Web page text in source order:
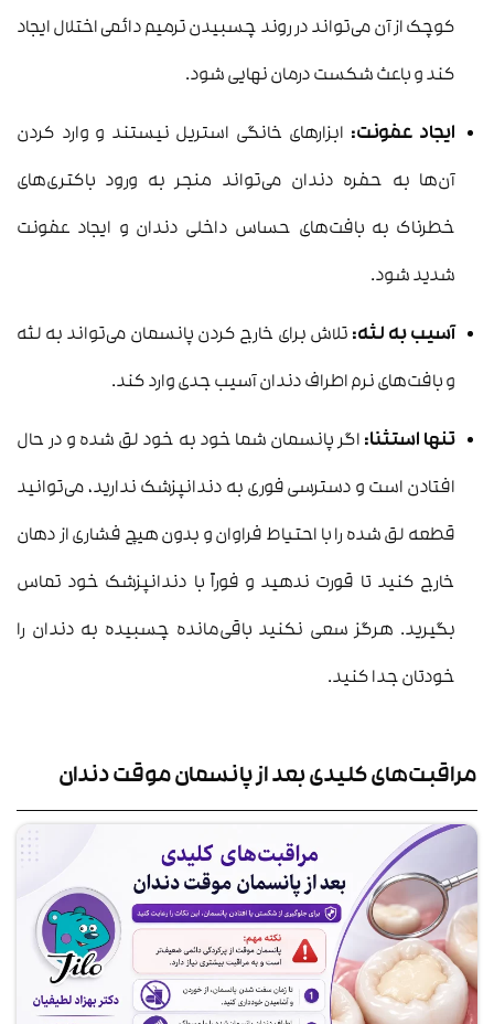
کوچک از آن می‌تواند در روند چسبیدن ترمیم دائمی اختلال ایجاد
کند و باعث شکست درمان نهایی شود.
ایجاد عفونت: ابزارهای خانگی استریل نیستند و وارد کردن
آن‌ها به حفره دندان می‌تواند منجر به ورود باکتری‌های
خطرناک به بافت‌های حساس داخلی دندان و ایجاد عفونت
شدید شود.
آسیب به لثه: تلاش برای خارج کردن پانسمان می‌تواند به لثه
و بافت‌های نرم اطراف دندان آسیب جدی وارد کند.
تنها استثنا: اگر پانسمان شما خود به خود لق شده و در حال
افتادن است و دسترسی فوری به دندانپزشک ندارید، می‌توانید
قطعه لق شده را با احتیاط فراوان و بدون هیچ فشاری از دهان
خارج کنید تا قورت ندهید و فوراً با دندانپزشک خود تماس
بگیرید. هرگز سعی نکنید باقی‌مانده چسبیده به دندان را
خودتان جدا کنید.
مراقبت‌های کلیدی بعد از پانسمان موقت دندان